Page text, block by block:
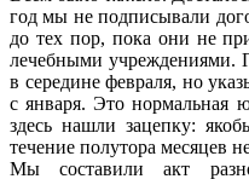
год мы не подписывали
до тех пор, пока они не
лечебными учреждениями.
в середине февраля, но
с января. Это нормальная
здесь нашли зацепку:
течение полутора месяцев
Мы составили акт